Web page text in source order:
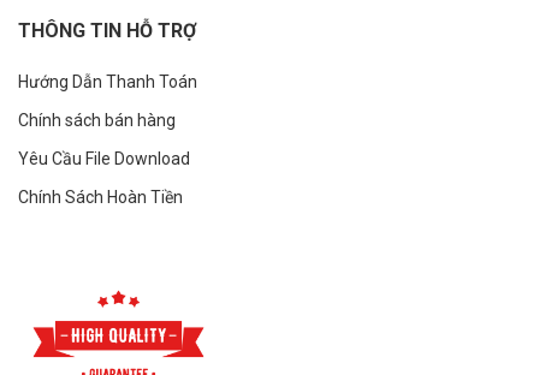
THÔNG TIN HỖ TRỢ
Hướng Dẫn Thanh Toán
Chính sách bán hàng
Yêu Cầu File Download
Chính Sách Hoàn Tiền